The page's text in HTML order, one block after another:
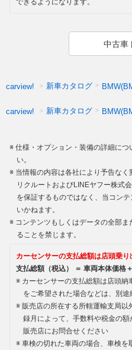
できるようになります。
中古車
carview! 新車カタログ
carview! 新車カタログ
仕様・オプション・装備の詳細に
い。
当情報の内容は各社により予告な
リクルートおよびLINEヤフー株式
を保証するものではなく、当コン
いかねます。
コンテンツもしくはデータの全部
ることを禁じます。
カーセンサーの支払総額は店頭乗り
支払総額（税込） ＝ 車両本体価格
カーセンサーの支払総額は店頭
をご希望された場合などは、別
販売店の所在する所轄運輸支局
録月によって、手数料や税金の
販売店にお問合せください
車検の切れた車両の場合、車検を